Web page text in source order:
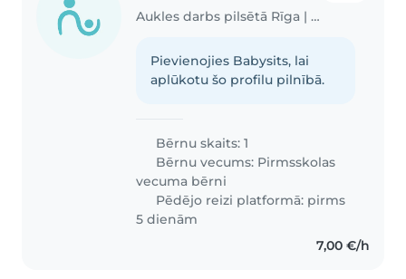
Aukles darbs pilsētā Rīga | Babysits
Pievienojies Babysits, lai
aplūkotu šo profilu pilnībā.
Bērnu skaits: 1
Bērnu vecums: Pirmsskolas
vecuma bērni
Pēdējo reizi platformā: pirms
5 dienām
7,00 €/h